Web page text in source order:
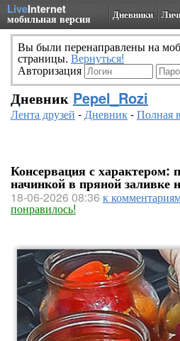
LiveInternet
мобильная версия Дневники
Вы были перенаправлены на
страницы. Вернуться!
Авторизация
Дневник Pepel_Rozi
Лента друзей -Дневник-Полная
Консервация с характером:
начинкой в пряной заливке
18-06-2026 08:36 к
понравилось!